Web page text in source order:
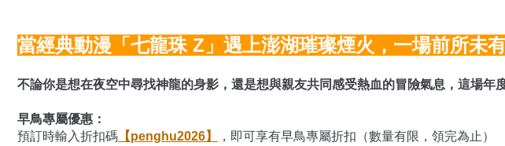
當經典動漫「七龍珠 Z」遇上澎湖璀璨煙火，一場前所未
不論你是想在夜空中尋找神龍的身影，還是想與親友共同感受熱血的冒險氣息，這場年
早鳥專屬優惠：
預訂時輸入折扣碼 【penghu2026】 ，即可享有早鳥專屬折扣（數量有限，領完為止）